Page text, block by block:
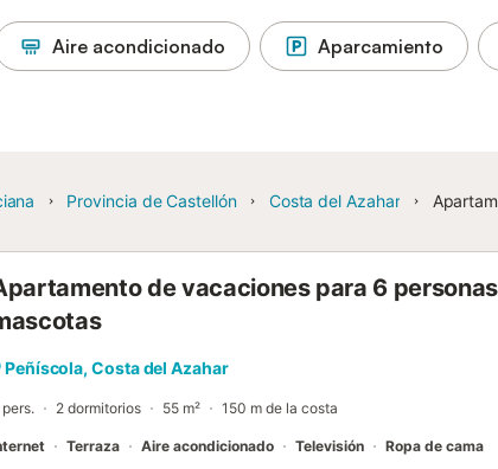
Aire acondicionado Aparcamiento
Provincia de Castellón Costa del Azahar
de vacaciones para 6
Peñíscola, Costa del Azahar
2 dormitorios 55 m² 150 m de la costa
Terraza Aire acondicionado Televisión Ropa de cama